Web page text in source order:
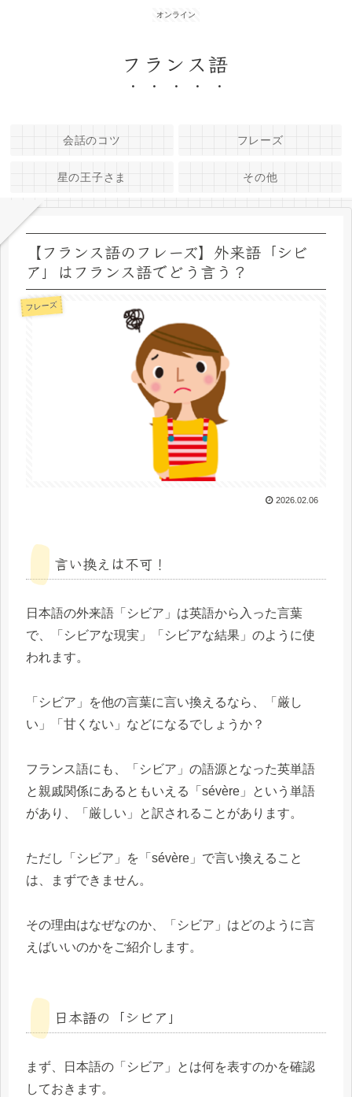
オンライン
フランス語
会話のコツ フレーズ
星の王子さま その他
【フランス語のフレーズ】外来語「シビ
ア」はフランス語でどう言う？
フレーズ
2026.02.06
言い換えは不可！
日本語の外来語「シビア」は英語から入った言葉
で、「シビアな現実」「シビアな結果」のように使
われます。
「シビア」を他の言葉に言い換えるなら、「厳し
い」「甘くない」などになるでしょうか？
フランス語にも、「シビア」の語源となった英単語
と親戚関係にあるともいえる「sévère」という単語
があり、「厳しい」と訳されることがあります。
ただし「シビア」を「sévère」で言い換えること
は、まずできません。
その理由はなぜなのか、「シビア」はどのように言
えばいいのかをご紹介します。
日本語の「シビア」
まず、日本語の「シビア」とは何を表すのかを確認
しておきます。